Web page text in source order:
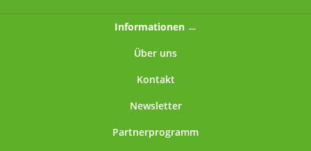
Informationen
Über uns
Kontakt
Newsletter
Partnerprogramm